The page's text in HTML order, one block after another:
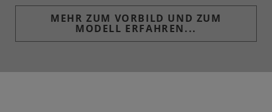
MEHR ZUM VORBILD UND ZUM
MODELL ERFAHREN...